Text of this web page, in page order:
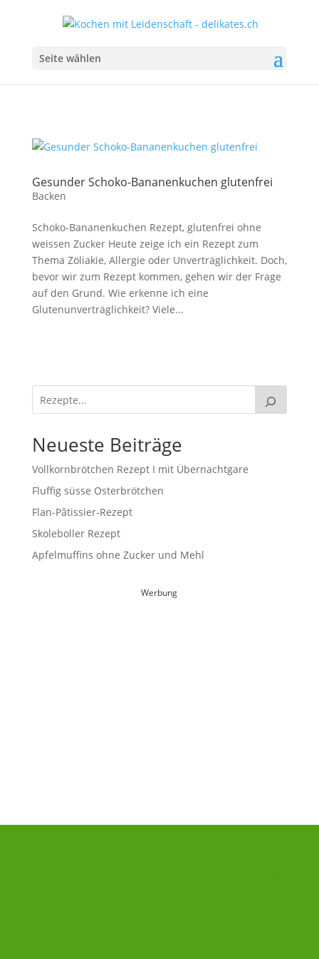
Seite wählen
Gesunder Schoko-Bananenkuchen glutenfrei
Backen
Schoko-Bananenkuchen Rezept, glutenfrei ohne
weissen Zucker Heute zeige ich ein Rezept zum
Thema Zöliakie, Allergie oder Unverträglichkeit. Doch,
bevor wir zum Rezept kommen, gehen wir der Frage
auf den Grund. Wie erkenne ich eine
Glutenunverträglichkeit? Viele...
Neueste Beiträge
Vollkornbrötchen Rezept I mit Übernachtgare
Fluffig süsse Osterbrötchen
Flan-Pâtissier-Rezept
Skoleboller Rezept
Apfelmuffins ohne Zucker und Mehl
Werbung